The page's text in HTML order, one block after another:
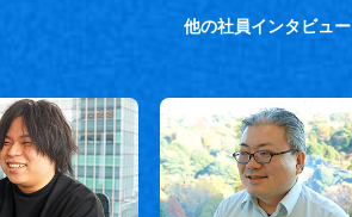
他の社員インタビュー